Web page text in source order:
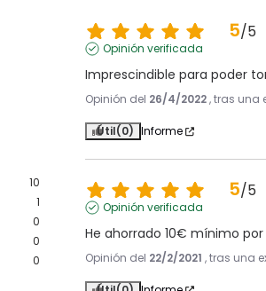
10
1
0
0
0
5/5
Opinión verificada
Imprescindible para poder
Opinión del 26/4/2022, tras una
Útil(0) Informe
5/5
Opinión verificada
He ahorrado 10€ mínimo
Opinión del 22/2/2021 , tras una